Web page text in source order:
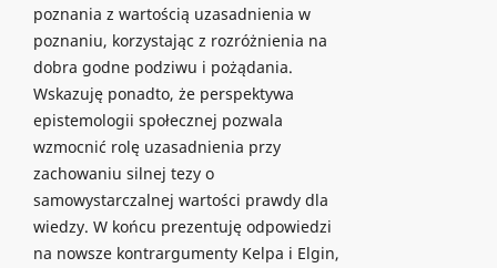
poznania z wartością uzasadnienia w
poznaniu, korzystając z rozróżnienia na
dobra godne podziwu i pożądania.
Wskazuję ponadto, że perspektywa
epistemologii społecznej pozwala
wzmocnić rolę uzasadnienia przy
zachowaniu silnej tezy o
samowystarczalnej wartości prawdy dla
wiedzy. W końcu prezentuję odpowiedzi
na nowsze kontrargumenty Kelpa i Elgin,